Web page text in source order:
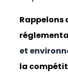
Rappelons
et
la